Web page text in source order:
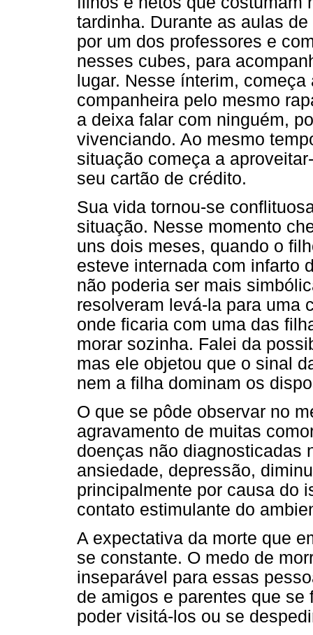
tardinha. Durante as aulas
por um dos professores e
nesses cubes, para
lugar. Nesse ínterim,
companheira pelo mesmo
a deixa falar com ninguém,
vivenciando. Ao mesmo
situação começa a
seu cartão de crédito.
Sua vida tornou-se
situação. Nesse momento
uns dois meses, quando o
esteve internada com infarto
não poderia ser mais
resolveram levá-la para uma
onde ficaria com uma das
morar sozinha. Falei da
mas ele objetou que o sinal
nem a filha dominam os
O que se pôde observar no
agravamento de muitas
doenças não diagnosticadas
ansiedade, depressão,
principalmente por causa do
contato estimulante do
A expectativa da morte que
se constante. O medo de
inseparável para essas
de amigos e parentes que
poder visitá-los ou se